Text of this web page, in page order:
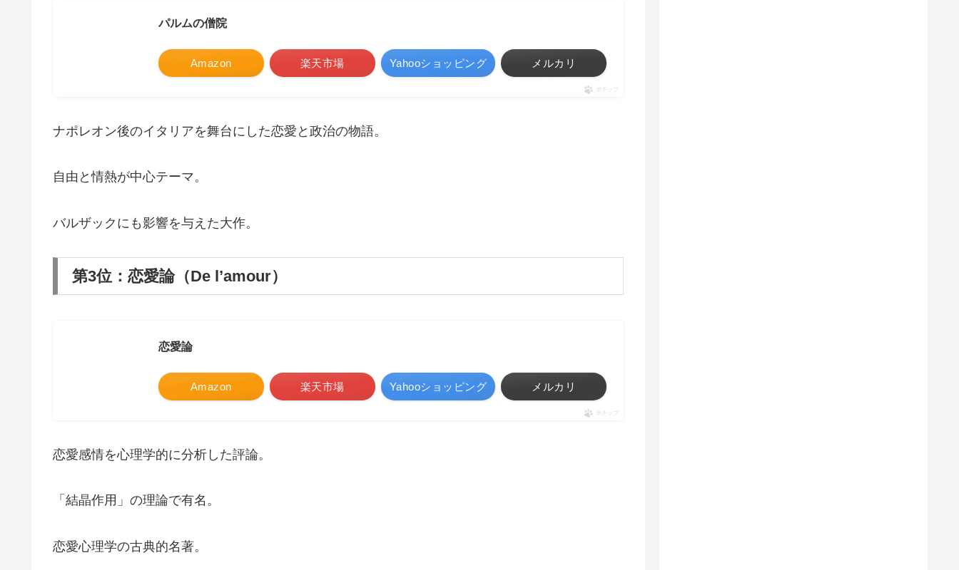
パルムの僧院
Amazon 楽天市場 Yahooショッピング メルカリ
ポチップ
ナポレオン後のイタリアを舞台にした恋愛と政治の物語。
自由と情熱が中心テーマ。
バルザックにも影響を与えた大作。
第3位：恋愛論（De l’amour）
恋愛論
Amazon 楽天市場 Yahooショッピング メルカリ
ポチップ
恋愛感情を心理学的に分析した評論。
「結晶作用」の理論で有名。
恋愛心理学の古典的名著。